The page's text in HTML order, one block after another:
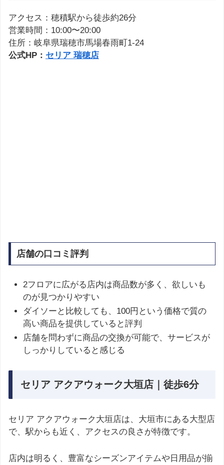
アクセス：穂積駅から徒歩約26分
営業時間：10:00〜20:00
住所：岐阜県瑞穂市馬場春雨町1-24
公式HP： セリア 瑞穂店
店舗の口コミ評判
2フロアに広がる店内は商品数が多く、欲しいも
のが見つかりやすい
ダイソーと比較しても、100円という価格で質の
高い商品を提供していると評判
店舗を問わずに商品の交換が可能で、サービスが
しっかりしていると感じる
セリア アクアウォーク大垣店｜徒歩6分
セリア アクアウォーク大垣店は、大垣市にある大型店
で、駅からも近く、アクセスの良さが特徴です。
店内は明るく、豊富なシーズンアイテムや日用品が揃